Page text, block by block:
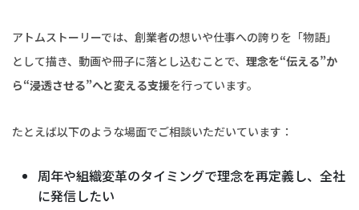
アトムストーリーでは、創業者の想いや仕事への誇りを「物語」
として描き、動画や冊子に落とし込むことで、 理念を“伝える”か
ら“浸透させる”へと変える支援を行っています。
たとえば以下のような場面でご相談いただいています：
周年や組織変革のタイミングで理念を再定義し、全社
に発信したい